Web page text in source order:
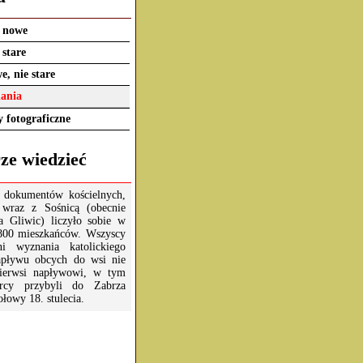
nie stare
fotograficzne
wiedzieć
dokumentów kościelnych,
z Sośnicą (obecnie
Gliwic) liczyło sobie w
mieszkańców. Wszyscy
wyznania katolickiego
obcych do wsi nie
napływowi, w tym
przybyli do Zabrza
18. stulecia.